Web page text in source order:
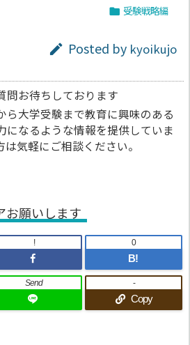
 受験戦略編
 Posted by kyoikujo
問お待ちしております
ら大学受験まで教育に興味のある
になるような情報を提供していま
気軽にご相談ください。
お願いします
!
B!
0
Send
Copy
-